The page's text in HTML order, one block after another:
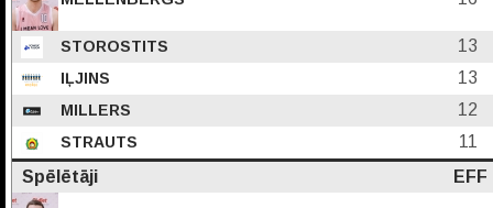
STOROSTITS 13
IĻJINS 13
MILLERS 12
STRAUTS
11
Spēlētāji
EFF